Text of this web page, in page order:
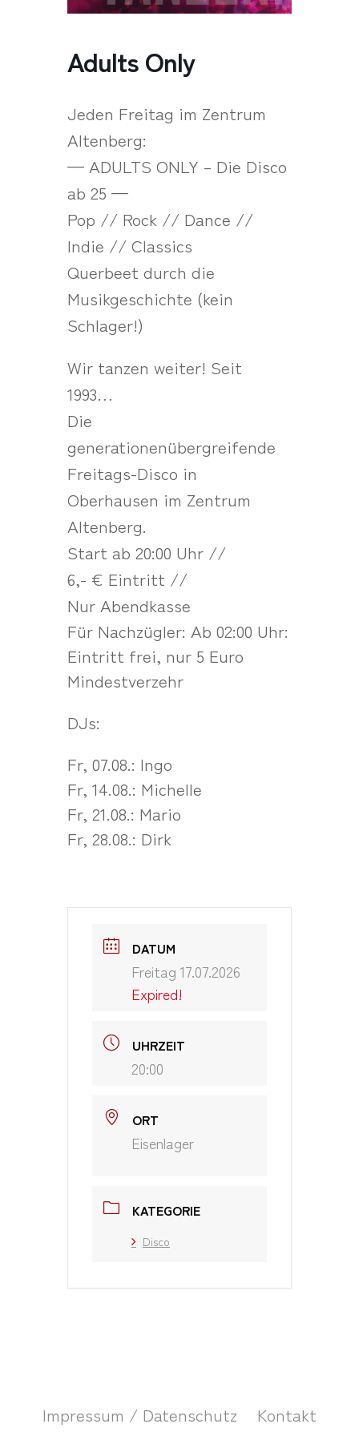
Adults Only
Jeden Freitag im Zentrum
Altenberg:
— ADULTS ONLY – Die Disco
ab 25 —
Pop // Rock // Dance //
Indie // Classics
Querbeet durch die
Musikgeschichte (kein
Schlager!)
Wir tanzen weiter! Seit
1993…
Die
generationenübergreifende
Freitags-Disco in
Oberhausen im Zentrum
Altenberg.
Start ab 20:00 Uhr //
6,- € Eintritt //
Nur Abendkasse
Für Nachzügler: Ab 02:00 Uhr:
Eintritt frei, nur 5 Euro
Mindestverzehr
DJs:
Fr, 07.08.: Ingo
Fr, 14.08.: Michelle
Fr, 21.08.: Mario
Fr, 28.08.: Dirk
DATUM
Freitag 17.07.2026
Expired!
UHRZEIT
20:00
ORT
Eisenlager
KATEGORIE
Disco
Impressum / Datenschutz Kontakt